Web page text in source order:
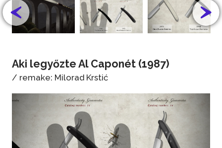
Aki legyőzte Al Caponét (1987)
/ remake: Milorad Krstić